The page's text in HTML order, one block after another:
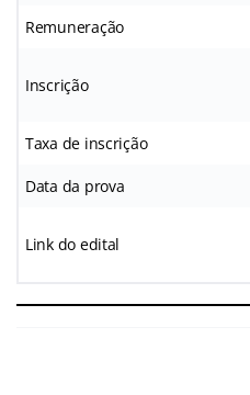
Remuneração
Inscrição
Taxa de inscrição
Data da prova
Link do edital